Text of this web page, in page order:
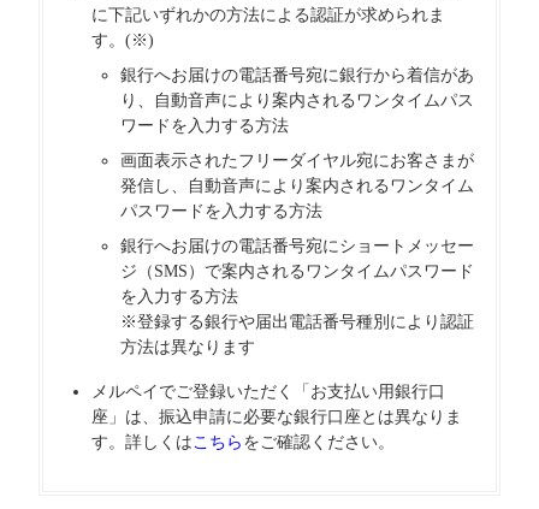
に下記いずれかの方法による認証が求められま
す。(※)
銀行へお届けの電話番号宛に銀行から着信があ
り、自動音声により案内されるワンタイムパス
ワードを入力する方法
画面表示されたフリーダイヤル宛にお客さまが
発信し、自動音声により案内されるワンタイム
パスワードを入力する方法
銀行へお届けの電話番号宛にショートメッセー
ジ（SMS）で案内されるワンタイムパスワード
を入力する方法
※登録する銀行や届出電話番号種別により認証
方法は異なります
メルペイでご登録いただく「お支払い用銀行口
座」は、振込申請に必要な銀行口座とは異なりま
す。詳しくはこちら をご確認ください。